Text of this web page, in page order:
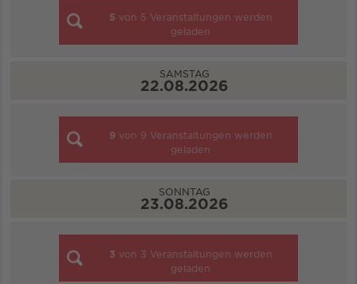
5 von 5 Veranstaltungen werden
geladen
SAMSTAG
22.08.2026
9 von 9 Veranstaltungen werden
geladen
SONNTAG
23.08.2026
3 von 3 Veranstaltungen werden
geladen